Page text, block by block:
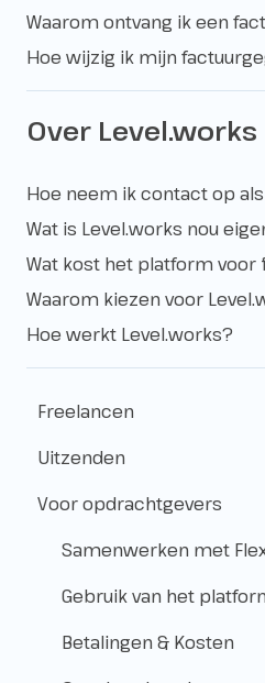
Waarom ontvang ik een
Hoe wijzig ik mijn
Over Level.works
Hoe neem ik contact op
Wat is Level.works nou
Wat kost het platform voor
Waarom kiezen voor
Hoe werkt Level.works?
Freelancen
Starten als freelancer
Kvk & btw-id
Verzekeringen
Belastingen
Uitzenden
Hoe werkt het
Freelancen en
Aanmelden voor
Vóór de Klus!
Voor opdrachtgevers
Samenwerken met
Gebruik van het
Betalingen & Kosten